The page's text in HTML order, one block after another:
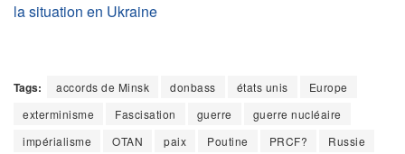
la situation en Ukraine
Tags: accords de Minsk donbass états unis
Europe
exterminisme
Fascisation guerre
guerre nucléaire
impérialisme
OTAN paix Poutine PRCF?
Russie